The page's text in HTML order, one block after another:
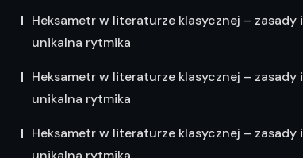
Heksametr w literaturze klasycznej – zasady i
unikalna rytmika
Heksametr w literaturze klasycznej – zasady i
unikalna rytmika
Heksametr w literaturze klasycznej – zasady i